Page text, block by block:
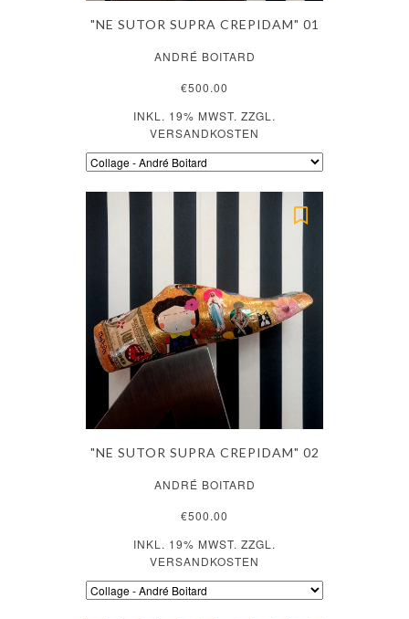
"NE SUTOR SUPRA CREPIDAM" 01
ANDRÉ BOITARD
€500.00
INKL. 19% MWST. ZZGL.
VERSANDKOSTEN
"NE SUTOR SUPRA CREPIDAM" 02
ANDRÉ BOITARD
€500.00
INKL. 19% MWST. ZZGL.
VERSANDKOSTEN